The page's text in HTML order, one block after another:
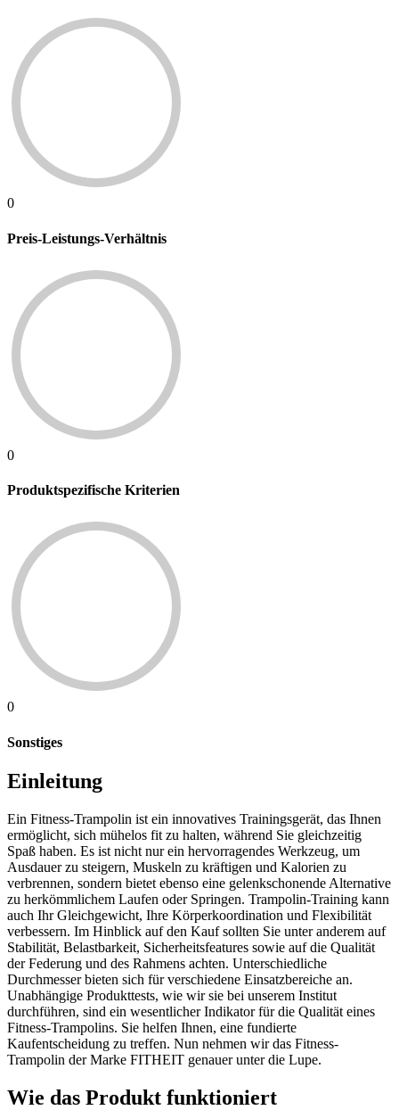
0
Preis-Leistungs-Verhältnis
0
Produktspezifische Kriterien
0
Sonstiges
Einleitung
Ein Fitness-Trampolin ist ein innovatives Trainingsgerät, das Ihnen
ermöglicht, sich mühelos fit zu halten, während Sie gleichzeitig
Spaß haben. Es ist nicht nur ein hervorragendes Werkzeug, um
Ausdauer zu steigern, Muskeln zu kräftigen und Kalorien zu
verbrennen, sondern bietet ebenso eine gelenkschonende Alternative
zu herkömmlichem Laufen oder Springen. Trampolin-Training kann
auch Ihr Gleichgewicht, Ihre Körperkoordination und Flexibilität
verbessern. Im Hinblick auf den Kauf sollten Sie unter anderem auf
Stabilität, Belastbarkeit, Sicherheitsfeatures sowie auf die Qualität
der Federung und des Rahmens achten. Unterschiedliche
Durchmesser bieten sich für verschiedene Einsatzbereiche an.
Unabhängige Produkttests, wie wir sie bei unserem Institut
durchführen, sind ein wesentlicher Indikator für die Qualität eines
Fitness-Trampolins. Sie helfen Ihnen, eine fundierte
Kaufentscheidung zu treffen. Nun nehmen wir das Fitness-
Trampolin der Marke FITHEIT genauer unter die Lupe.
Wie das Produkt funktioniert